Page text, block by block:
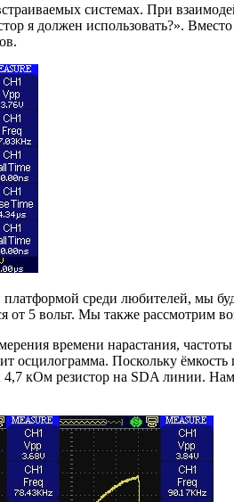
системах. При
я должен использовать?».
среди любителей, мы
от 5 вольт. Мы также рассмотрим
времени нарастания,
осцилограмма. Поскольку
кОм резистор на SDA линии.